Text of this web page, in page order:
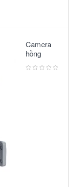
Camera
hồng
ngoại:
Model –